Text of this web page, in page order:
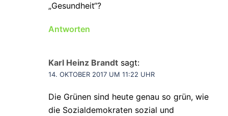
„Gesundheit“?
Antworten
Karl Heinz Brandt sagt:
14. OKTOBER 2017 UM 11:22 UHR
Die Grünen sind heute genau so grün, wie
die Sozialdemokraten sozial und